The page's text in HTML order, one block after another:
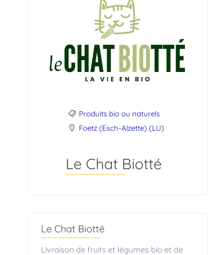
Produits bio ou naturels
Foetz (Esch-Alzette) (LU)
Le Chat Biotté
Le Chat Biotté
Livraison de fruits et légumes bio et de